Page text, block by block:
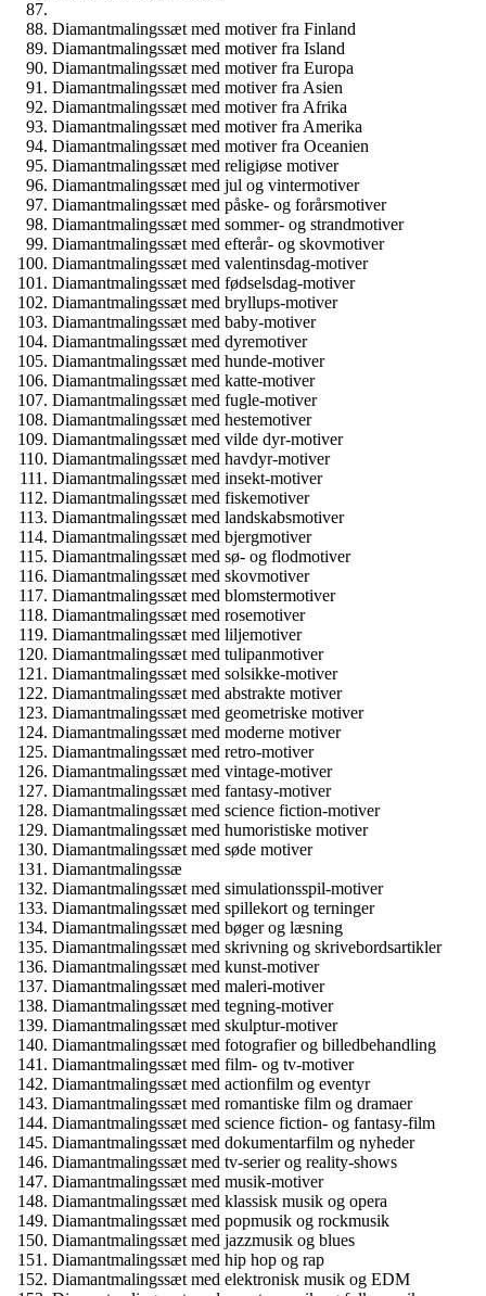
Diamantmalingssæt med motiver fra Finland
Diamantmalingssæt med motiver fra Island
Diamantmalingssæt med motiver fra Europa
Diamantmalingssæt med motiver fra Asien
Diamantmalingssæt med motiver fra Afrika
Diamantmalingssæt med motiver fra Amerika
Diamantmalingssæt med motiver fra Oceanien
Diamantmalingssæt med religiøse motiver
Diamantmalingssæt med jul og vintermotiver
Diamantmalingssæt med påske- og forårsmotiver
Diamantmalingssæt med sommer- og strandmotiver
Diamantmalingssæt med efterår- og skovmotiver
Diamantmalingssæt med valentinsdag-motiver
Diamantmalingssæt med fødselsdag-motiver
Diamantmalingssæt med bryllups-motiver
Diamantmalingssæt med baby-motiver
Diamantmalingssæt med dyremotiver
Diamantmalingssæt med hunde-motiver
Diamantmalingssæt med katte-motiver
Diamantmalingssæt med fugle-motiver
Diamantmalingssæt med hestemotiver
Diamantmalingssæt med vilde dyr-motiver
Diamantmalingssæt med havdyr-motiver
Diamantmalingssæt med insekt-motiver
Diamantmalingssæt med fiskemotiver
Diamantmalingssæt med landskabsmotiver
Diamantmalingssæt med bjergmotiver
Diamantmalingssæt med sø- og flodmotiver
Diamantmalingssæt med skovmotiver
Diamantmalingssæt med blomstermotiver
Diamantmalingssæt med rosemotiver
Diamantmalingssæt med liljemotiver
Diamantmalingssæt med tulipanmotiver
Diamantmalingssæt med solsikke-motiver
Diamantmalingssæt med abstrakte motiver
Diamantmalingssæt med geometriske motiver
Diamantmalingssæt med moderne motiver
Diamantmalingssæt med retro-motiver
Diamantmalingssæt med vintage-motiver
Diamantmalingssæt med fantasy-motiver
Diamantmalingssæt med science fiction-motiver
Diamantmalingssæt med humoristiske motiver
Diamantmalingssæt med søde motiver
Diamantmalingssæ
Diamantmalingssæt med simulationsspil-motiver
Diamantmalingssæt med spillekort og terninger
Diamantmalingssæt med bøger og læsning
Diamantmalingssæt med skrivning og skrivebordsartikler
Diamantmalingssæt med kunst-motiver
Diamantmalingssæt med maleri-motiver
Diamantmalingssæt med tegning-motiver
Diamantmalingssæt med skulptur-motiver
Diamantmalingssæt med fotografier og billedbehandling
Diamantmalingssæt med film- og tv-motiver
Diamantmalingssæt med actionfilm og eventyr
Diamantmalingssæt med romantiske film og dramaer
Diamantmalingssæt med science fiction- og fantasy-film
Diamantmalingssæt med dokumentarfilm og nyheder
Diamantmalingssæt med tv-serier og reality-shows
Diamantmalingssæt med musik-motiver
Diamantmalingssæt med klassisk musik og opera
Diamantmalingssæt med popmusik og rockmusik
Diamantmalingssæt med jazzmusik og blues
Diamantmalingssæt med hip hop og rap
Diamantmalingssæt med elektronisk musik og EDM